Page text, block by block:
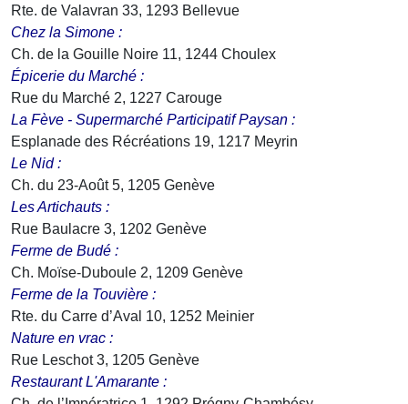
Rte. de Valavran 33, 1293 Bellevue
Chez la Simone :
Ch. de la Gouille Noire 11, 1244 Choulex
Épicerie du Marché :
Rue du Marché 2, 1227 Carouge
La Fève - Supermarché Participatif Paysan :
Esplanade des Récréations 19, 1217 Meyrin
Le Nid :
Ch. du 23-Août 5, 1205 Genève
Les Artichauts :
Rue Baulacre 3, 1202 Genève
Ferme de Budé :
Ch. Moïse-Duboule 2, 1209 Genève
Ferme de la Touvière :
Rte. du Carre d’Aval 10, 1252 Meinier
Nature en vrac :
Rue Leschot 3, 1205 Genève
Restaurant L'Amarante :